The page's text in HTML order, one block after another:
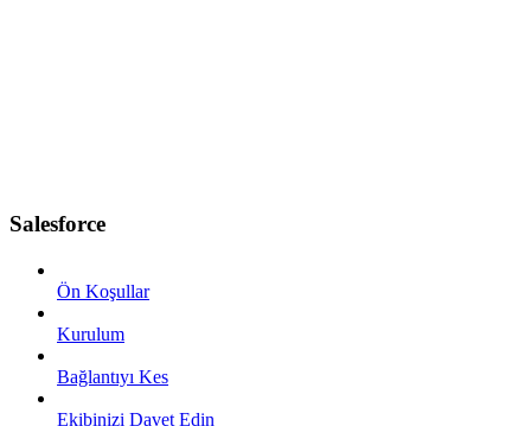
Salesforce
Ön Koşullar
Kurulum
Bağlantıyı Kes
Ekibinizi Davet Edin